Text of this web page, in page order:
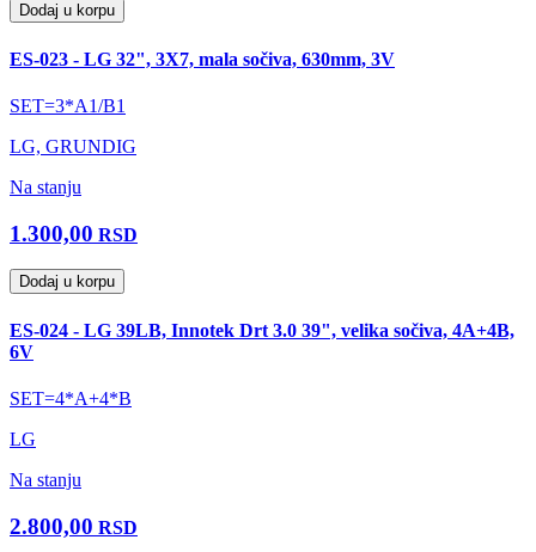
Dodaj u korpu
ES-023 - LG 32", 3X7, mala sočiva, 630mm, 3V
SET=3*A1/B1
LG, GRUNDIG
Na stanju
1.300,00 RSD
Dodaj u korpu
ES-024 - LG 39LB, Innotek Drt 3.0 39", velika sočiva, 4A+4B,
6V
SET=4*A+4*B
LG
Na stanju
2.800,00 RSD